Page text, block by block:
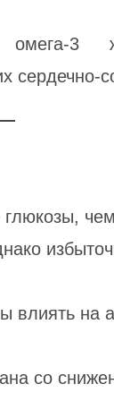
3
на
со